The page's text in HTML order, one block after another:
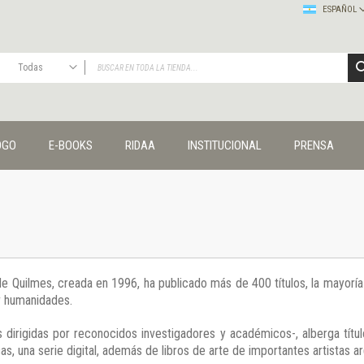
ESPAÑOL
Todas
Publicaciones
Editorial
Cuadernos universitarios
Derechos humanos
Ediciones especiales
Géneros
E-BOOKS RIDAA INSTITUCIONAL PRENSA
Quilmes, creada en 1996, ha publicado más de 400 títulos, la
por reconocidos investigadores y académicos-, alberga
una serie digital, además de libros de arte de importantes artistas